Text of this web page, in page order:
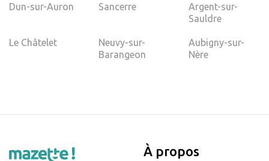
Dun-sur-Auron Sancerre
Argent-sur-
Sauldre
Le Châtelet
Neuvy-sur-
Barangeon
Aubigny-sur-
Nère
À propos